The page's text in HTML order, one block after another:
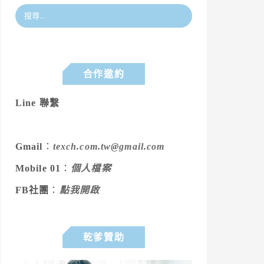
合作邀約
Line 聯繫
Gmail ： texch.com.tw@gmail.com
Mobile 01 ： 個人檔案
FB社團 ： 點我開啟
乾爹贊助